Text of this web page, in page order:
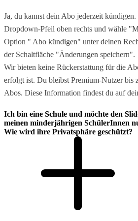
Ja, du kannst dein Abo jederzeit
Dropdown-Pfeil oben rechts und wähle
Option " Abo kündigen" unter deinen
der Schaltfläche "Änderungen speichern".
Wir bieten keine Rückerstattung für die
erfolgt ist. Du bleibst Premium-Nutzer bis
Abos. Diese Information findest du auf
Ich bin eine Schule und möchte den
meinen minderjährigen SchülerInnen
Wie wird ihre Privatsphäre geschützt?